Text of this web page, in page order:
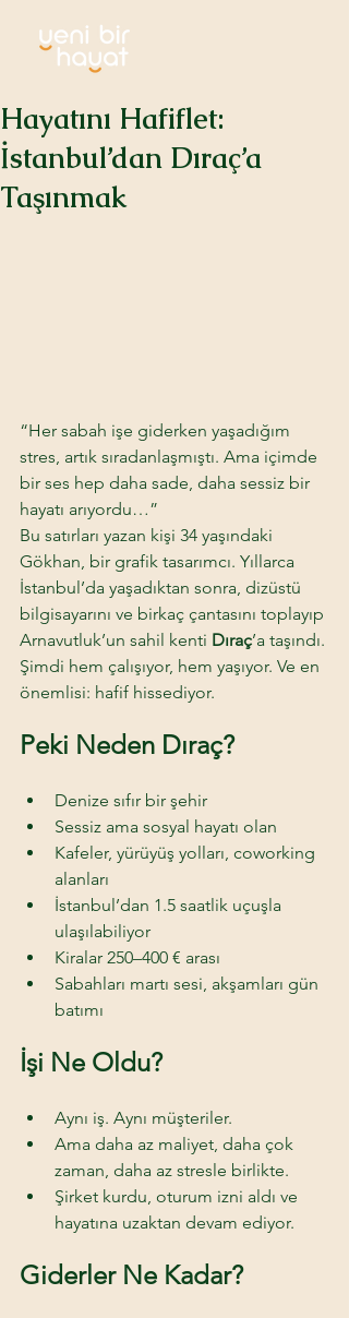
Hayatını Hafiflet:
İstanbul’dan Dıraç’a
Taşınmak
“Her sabah işe giderken yaşadığım
stres, artık sıradanlaşmıştı. Ama içimde
bir ses hep daha sade, daha sessiz bir
hayatı arıyordu…”
Bu satırları yazan kişi 34 yaşındaki
Gökhan, bir grafik tasarımcı. Yıllarca
İstanbul’da yaşadıktan sonra, dizüstü
bilgisayarını ve birkaç çantasını toplayıp
Arnavutluk’un sahil kenti Dıraç’a taşındı.
Şimdi hem çalışıyor, hem yaşıyor. Ve en
önemlisi: hafif hissediyor.
Peki Neden Dıraç?
Denize sıfır bir şehir
Sessiz ama sosyal hayatı olan
Kafeler, yürüyüş yolları, coworking
alanları
İstanbul’dan 1.5 saatlik uçuşla
ulaşılabiliyor
Kiralar 250–400 € arası
Sabahları martı sesi, akşamları gün
batımı
İşi Ne Oldu?
Aynı iş. Aynı müşteriler.
Ama daha az maliyet, daha çok
zaman, daha az stresle birlikte.
Şirket kurdu, oturum izni aldı ve
hayatına uzaktan devam ediyor.
Giderler Ne Kadar?